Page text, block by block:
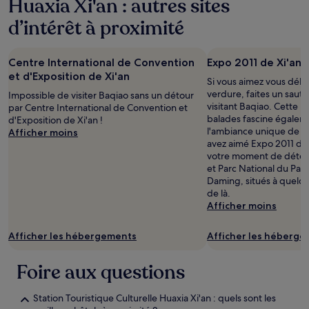
Huaxia Xi'an : autres sites
d’intérêt à proximité
Centre International de Convention
et d'Exposition de Xi'an
Impossible de visiter Baqiao sans un détour
par Centre International de Convention et
d'Exposition de Xi'an !
Afficher moins
Afficher les hébergements
Expo 2011 de Xi'an
Si vous aimez vous
verdure, faites un saut
visitant Baqiao. Cette
balades fascine
l'ambiance unique de
avez aimé Expo 2011
votre moment de
et Parc National du
Daming, situés à
de là.
Afficher moins
Afficher les
Foire aux questions
Station Touristique Culturelle Huaxia Xi'an : quels sont les